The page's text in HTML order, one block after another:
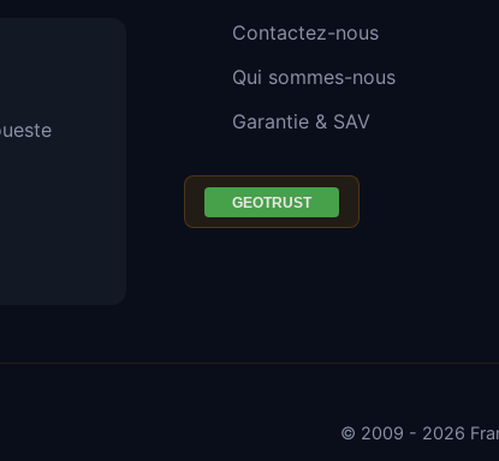
Contactez-nous
Qui sommes-nous
Garantie & SAV
© 2009 - 2026